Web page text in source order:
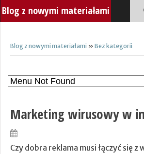
Blog z nowymi materiałami
Blog z nowymi materiałami » Bez kategorii
Marketing wirusowy w
Czy dobra reklama musi łączyć się z